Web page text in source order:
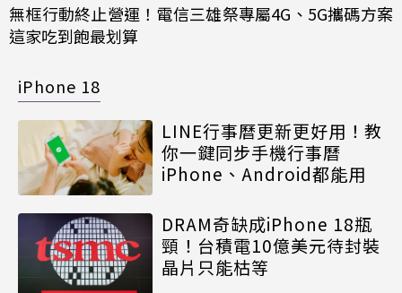
無框行動終止營運！電信三雄祭專屬4G、5G攜碼方案
這家吃到飽最划算
iPhone 18
LINE行事曆更新更好用！教
你一鍵同步手機行事曆
iPhone、Android都能用
DRAM奇缺成iPhone 18瓶
頸！台積電10億美元待封裝
晶片只能枯等